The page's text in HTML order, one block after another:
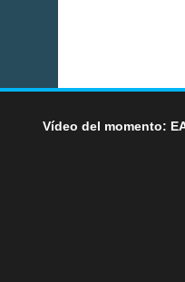
Vídeo del momento: